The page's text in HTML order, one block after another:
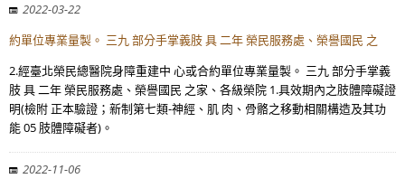
2022-03-22
約單位專業量製。 三九 部分手掌義肢 具 二年 榮民服務處、榮譽國民 之
2.經臺北榮民總醫院身障重建中 心或合約單位專業量製。 三九 部分手掌義
肢 具 二年 榮民服務處、榮譽國民 之家、各級榮院 1.具效期內之肢體障礙證
明(檢附 正本驗證；新制第七類-神經、肌 肉、骨骼之移動相關構造及其功
能 05 肢體障礙者)。
2022-11-06